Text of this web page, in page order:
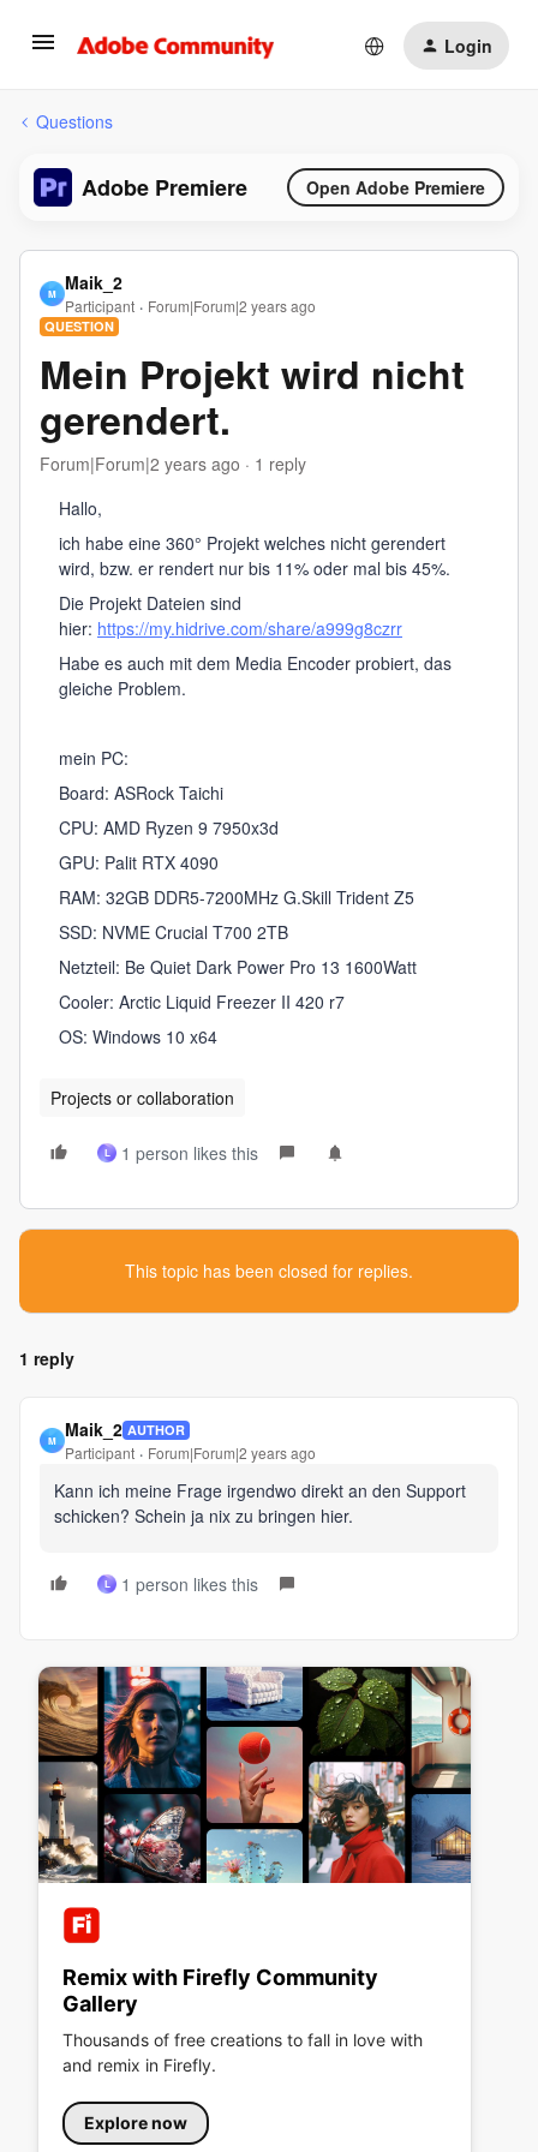
Login
Questions
Adobe Premiere Open Adobe Premiere
M Maik_2
Participant Forum|Forum|2 years ago
QUESTION
Mein Projekt wird nicht
gerendert.
Forum|Forum|2 years ago
1 reply
Hallo,
ich habe eine 360° Projekt welches nicht gerendert
wird, bzw. er rendert nur bis 11% oder mal bis 45%.
Die Projekt Dateien sind
hier: https://my.hidrive.com/share/a999g8czrr
Habe es auch mit dem Media Encoder probiert, das
gleiche Problem.
mein PC:
Board: ASRock Taichi
CPU: AMD Ryzen 9 7950x3d
GPU: Palit RTX 4090
RAM: 32GB DDR5-7200MHz G.Skill Trident Z5
SSD: NVME Crucial T700 2TB
Netzteil: Be Quiet Dark Power Pro 13 1600Watt
Cooler: Arctic Liquid Freezer II 420 r7
OS: Windows 10 x64
Projects or collaboration
L 1 person likes this
This topic has been closed for replies.
1 reply
M Maik_2 AUTHOR
Participant Forum|Forum|2 years ago
Kann ich meine Frage irgendwo direkt an den Support
schicken? Schein ja nix zu bringen hier.
L 1 person likes this
Remix with Firefly Community
Gallery
Thousands of free creations to fall in love with
and remix in Firefly.
Explore now